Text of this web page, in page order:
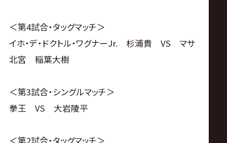
＜第4試合・タッグマッチ＞
イホ・デ・ドクトル・ワグナーJr. 杉浦貴 VS マサ
北宮 稲葉大樹
＜第3試合・シングルマッチ＞
拳王 VS 大岩陵平
＜第2試合・タッグマッチ＞